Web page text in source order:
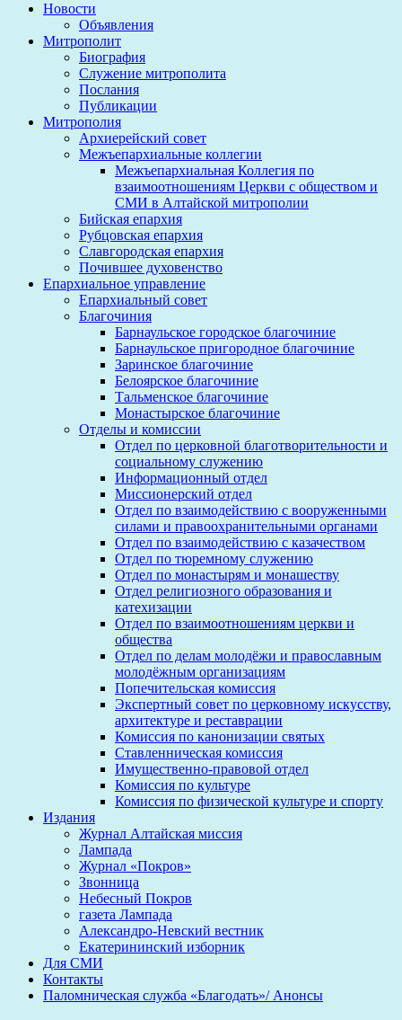
Новости
Объявления
Митрополит
Биография
Служение митрополита
Послания
Публикации
Митрополия
Архиерейский совет
Межъепархиальные коллегии
Межъепархиальная Коллегия по
взаимоотношениям Церкви с обществом и
СМИ в Алтайской митрополии
Бийская епархия
Рубцовская епархия
Славгородская епархия
Почившее духовенство
Епархиальное управление
Епархиальный совет
Благочиния
Барнаульское городское благочиние
Барнаульское пригородное благочиние
Заринское благочиние
Белоярское благочиние
Тальменское благочиние
Монастырское благочиние
Отделы и комиссии
Отдел по церковной благотворительности и
социальному служению
Информационный отдел
Миссионерский отдел
Отдел по взаимодействию с вооруженными
силами и правоохранительными органами
Отдел по взаимодействию с казачеством
Отдел по тюремному служению
Отдел по монастырям и монашеству
Отдел религиозного образования и
катехизации
Отдел по взаимоотношениям церкви и
общества
Отдел по делам молодёжи и православным
молодёжным организациям
Попечительская комиссия
Экспертный совет по церковному искусству,
архитектуре и реставрации
Комиссия по канонизации святых
Ставленническая комиссия
Имущественно-правовой отдел
Комиссия по культуре
Комиссия по физической культуре и спорту
Издания
Журнал Алтайская миссия
Лампада
Журнал «Покров»
Звонница
Небесный Покров
газета Лампада
Александро-Невский вестник
Екатерининский изборник
Для СМИ
Контакты
Паломническая служба «Благодать»/ Анонсы